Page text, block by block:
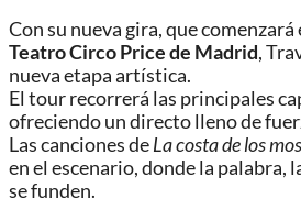
Con su nueva gira, que comenzará
Teatro Circo Price de Madrid,
nueva etapa artística.
El tour recorrerá las principales
ofreciendo un directo lleno de
Las canciones deLa costa de los
en el escenario, donde la palabra,
se funden.